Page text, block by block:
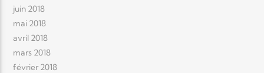
juin 2018
mai 2018
avril 2018
mars 2018
février 2018